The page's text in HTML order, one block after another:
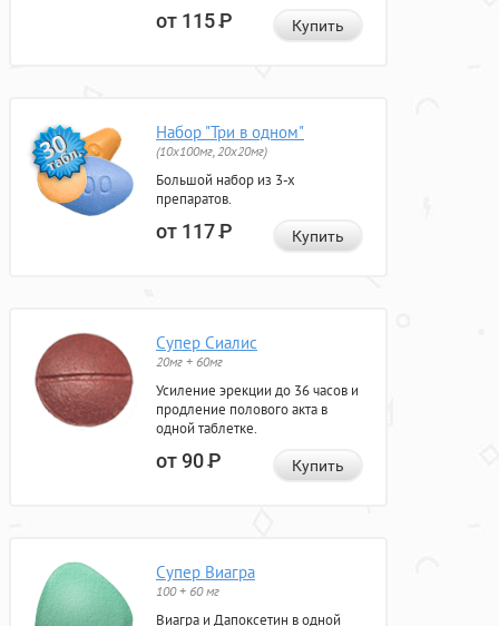
от 115Р Купить
Набор "Три в одном"
(10x100мг, 20x20мг)
Большой набор из 3-х
препаратов.
от 117Р Купить
Супер Сиалис
20мг + 60мг
Усиление эрекции до 36 часов и
продление полового акта в
одной таблетке.
от 90Р Купить
Супер Виагра
100 + 60 мг
Виагра и Дапоксетин в одной